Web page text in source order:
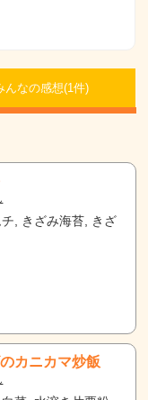
んなの感想(1件)
, きざみ海苔, きざ
カニカマ炒飯